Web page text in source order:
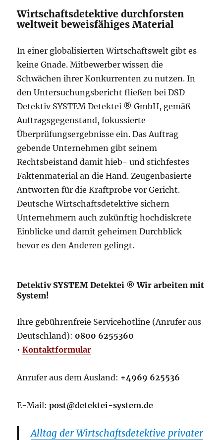
Wirtschaftsdetektive durchforsten
weltweit beweisfähiges Material
In einer globalisierten Wirtschaftswelt gibt es
keine Gnade. Mitbewerber wissen die
Schwächen ihrer Konkurrenten zu nutzen. In
den Untersuchungsbericht fließen bei DSD
Detektiv SYSTEM Detektei ® GmbH, gemäß
Auftragsgegenstand, fokussierte
Überprüfungsergebnisse ein. Das Auftrag
gebende Unternehmen gibt seinem
Rechtsbeistand damit hieb- und stichfestes
Faktenmaterial an die Hand. Zeugenbasierte
Antworten für die Kraftprobe vor Gericht.
Deutsche Wirtschaftsdetektive sichern
Unternehmern auch zukünftig hochdiskrete
Einblicke und damit geheimen Durchblick
bevor es den Anderen gelingt.
Detektiv SYSTEM Detektei ® Wir arbeiten mit
System!
Ihre gebührenfreie Servicehotline (Anrufer aus
Deutschland): 0800 6255360
•Kontaktformular
Anrufer aus dem Ausland: +4969 625536
E-Mail:post@detektei-system.de
Alltag der Wirtschaftsdetektive privater